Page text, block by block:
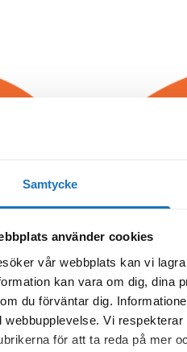
Samtycke
använder cookies
vår webbplats kan vi
kan vara om dig, dina
du förväntar dig.
webbupplevelse. Vi
för att ta reda på mer